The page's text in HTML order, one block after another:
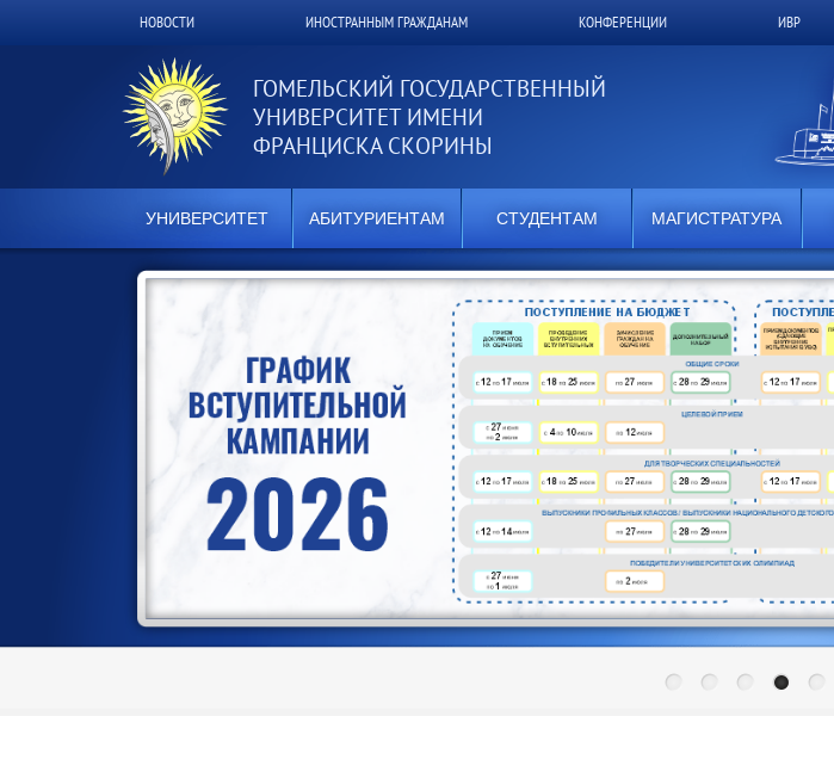
Верхнее
меню
НОВОСТИ ИНОСТРАННЫМ ГРАЖДАНАМ КОНФЕРЕНЦИИ ИВР
ГОМЕЛЬСКИЙ ГОСУДАРСТВЕННЫЙ
УНИВЕРСИТЕТ ИМЕНИ
ФРАНЦИСКА СКОРИНЫ
УНИВЕРСИТЕТ АБИТУРИЕНТАМ СТУДЕНТАМ МАГИСТРАТУРА